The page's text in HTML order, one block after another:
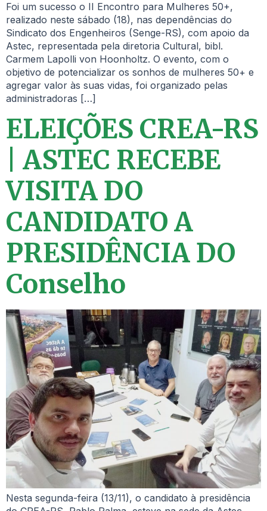
Foi um sucesso o II Encontro para Mulheres 50+,
realizado neste sábado (18), nas dependências do
Sindicato dos Engenheiros (Senge-RS), com apoio da
Astec, representada pela diretoria Cultural, bibl.
Carmem Lapolli von Hoonholtz. O evento, com o
objetivo de potencializar os sonhos de mulheres 50+ e
agregar valor às suas vidas, foi organizado pelas
administradoras […]
ELEIÇÕES CREA-RS
| ASTEC RECEBE
VISITA DO
CANDIDATO A
PRESIDÊNCIA DO
Conselho
Nesta segunda-feira (13/11), o candidato à presidência